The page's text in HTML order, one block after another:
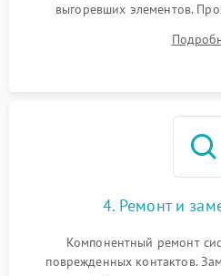
выгоревших элементов.
тестирование приводных
всасывания. Оценка состояния
4. Ремонт и
Компонентный ремонт
поврежденных контактов.